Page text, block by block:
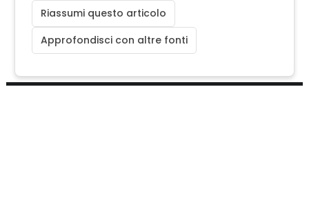
Riassumi questo articolo
Approfondisci con altre fonti